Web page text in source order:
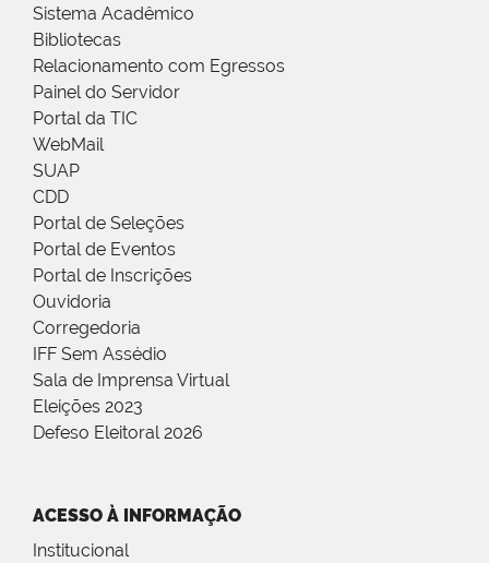
Sistema Acadêmico
Bibliotecas
Relacionamento com Egressos
Painel do Servidor
Portal da TIC
WebMail
SUAP
CDD
Portal de Seleções
Portal de Eventos
Portal de Inscrições
Ouvidoria
Corregedoria
IFF Sem Assédio
Sala de Imprensa Virtual
Eleições 2023
Defeso Eleitoral 2026
ACESSO À INFORMAÇÃO
Institucional